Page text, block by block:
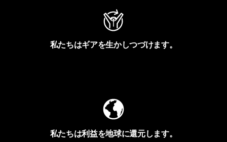
私たちはギアを生かしつづけます。
私たちは利益を地球に還元します。